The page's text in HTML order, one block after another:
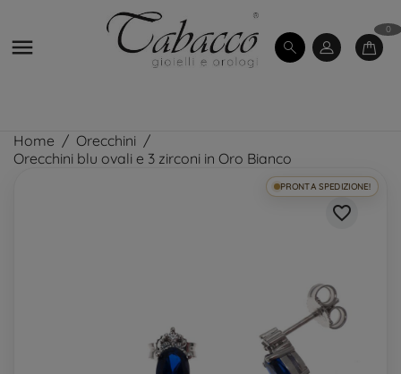

0
Home
Orecchini
Orecchini blu ovali e 3 zirconi in Oro Bianco
PRONTA SPEDIZIONE!
favorite_border